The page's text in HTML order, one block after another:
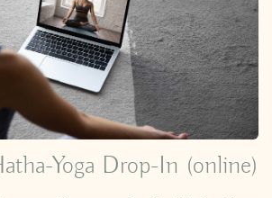
Yoga Drop-In (online)